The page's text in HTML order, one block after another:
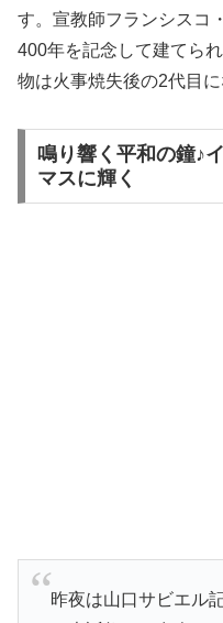
す。宣教師フランシスコ
400年を記念して建てら
物は火事焼失後の2代目に
鳴り響く平和の鐘♪
マスに輝く
昨夜は山口サビエル